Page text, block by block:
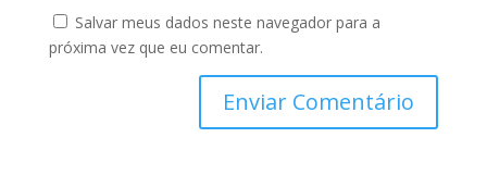
Salvar meus dados neste navegador para a
próxima vez que eu comentar.